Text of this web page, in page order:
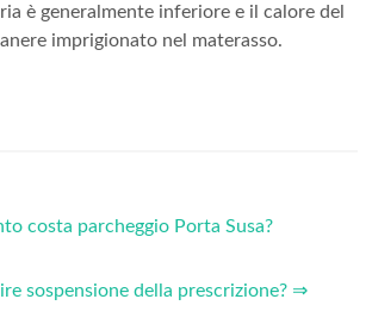
è generalmente inferiore e il calore del
imprigionato nel materasso.
costa parcheggio Porta Susa?
sospensione della prescrizione? ⇒